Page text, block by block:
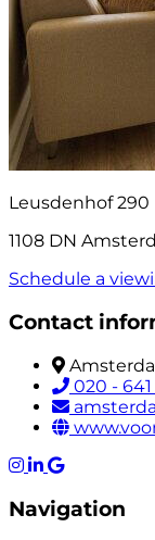
Leusdenhof 290
1108 DN
Schedule a
Contact
020 -
Navigation